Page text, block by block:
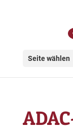
Seite wählen